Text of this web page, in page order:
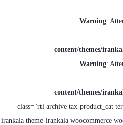
Warning:
content/themes/
Warning:
content/themes/
class="rtl archive tax-product_cat
irankala theme-irankala woocommerce